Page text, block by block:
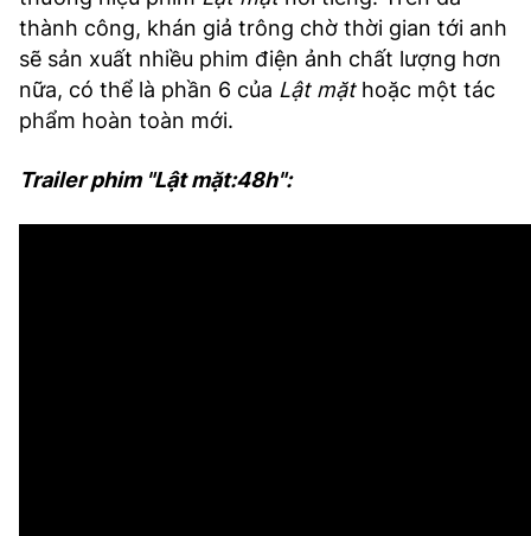
thành công, khán giả trông chờ thời gian tới anh
sẽ sản xuất nhiều phim điện ảnh chất lượng hơn
nữa, có thể là phần 6 của Lật mặthoặc một tác
phẩm hoàn toàn mới.
Trailer phim "Lật mặt:48h":